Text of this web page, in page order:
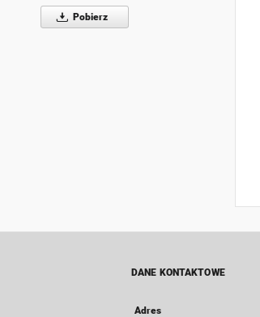
Pobierz
DANE KONTAKTOWE
Adres